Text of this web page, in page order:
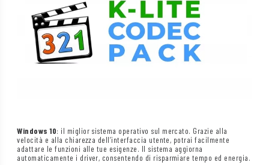
Windows 10: il miglior sistema operativo sul mercato. Grazie alla
velocità e alla chiarezza dell’interfaccia utente, potrai facilmente
adattare le funzioni alle tue esigenze. Il sistema aggiorna
automaticamente i driver, consentendo di risparmiare tempo ed energia.